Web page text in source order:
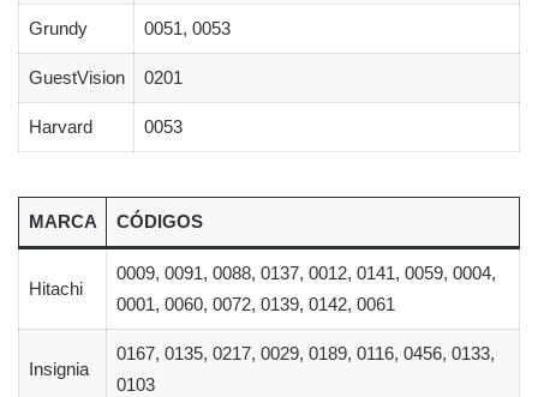
Grundy 0051, 0053
GuestVision 0201
Harvard 0053
MARCA CÓDIGOS
Hitachi
0009, 0091, 0088, 0137, 0012, 0141, 0059, 0004,
0001, 0060, 0072, 0139, 0142, 0061
Insignia
0167, 0135, 0217, 0029, 0189, 0116, 0456, 0133,
0103